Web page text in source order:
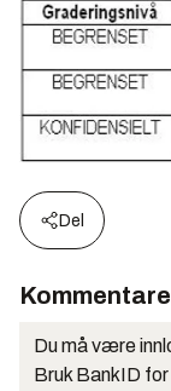
Del
Du må være
Bruk BankID